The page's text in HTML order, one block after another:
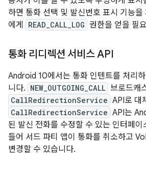
하면 통화 선택 및 발신번호 표시 기능
에게
READ_CALL_LOG 권한을 얻을 필
통화 리디렉션 서비스 API
Android 10에서는 통화 인텐트를 처리
니다. NEW_OUTGOING_CALL 브로드캐
CallRedirectionService API로 대
CallRedirectionService API는
된 발신 전화를 수정할 수 있는 인터페
들어 서드 파티 앱이 통화를 취소하고
변경할 수 있습니다.